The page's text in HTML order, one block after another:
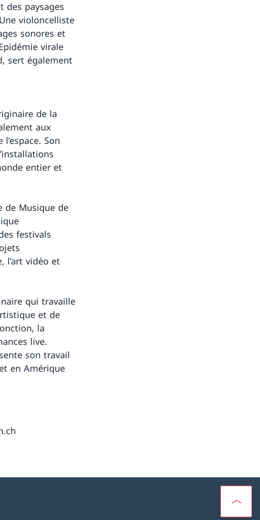
des paysages
violoncelliste
sonores et
virale
sert également
de la
aux
Son
entier et
de Musique de
festivals
l’art vidéo et
qui travaille
et de
la
live.
son travail
en Amérique